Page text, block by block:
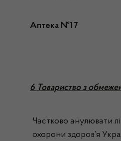
Аптека №17
6 Товариство з
Частково анулювати
охорони здоров’я